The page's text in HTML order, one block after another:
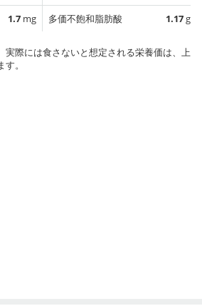
1.7 mg
多価不飽和脂肪酸
1.17g
実際には食さないと想定される栄養価は、上
。